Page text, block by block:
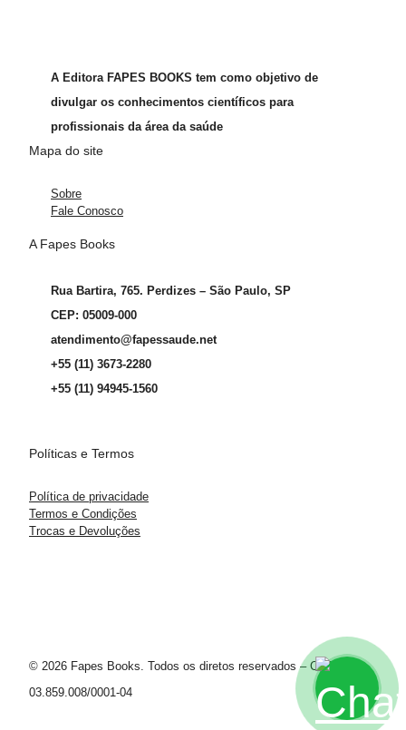
A Editora FAPES BOOKS tem como objetivo de
divulgar os conhecimentos científicos para
profissionais da área da saúde
Mapa do site
Sobre
Fale Conosco
A Fapes Books
Rua Bartira, 765. Perdizes – São Paulo, SP
CEP: 05009-000
atendimento@fapessaude.net
+55 (11) 3673-2280
+55 (11) 94945-1560
Políticas e Termos
Política de privacidade
Termos e Condições
Trocas e Devoluções
© 2026 Fapes Books. Todos os diretos reservados – CNPJ
03.859.008/0001-04